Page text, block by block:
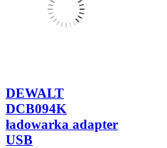
DEWALT
DCB094K
ładowarka adapter
USB